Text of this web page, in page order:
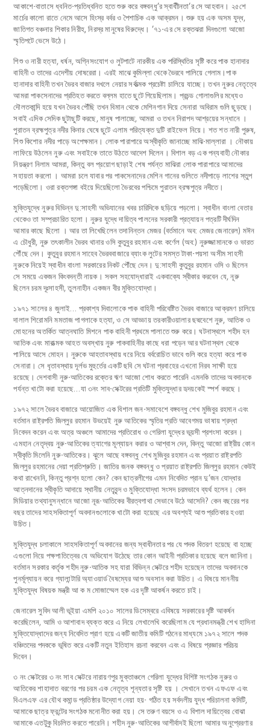
আকাশে-বাতাসে ধ্বনিত-প্রতিধ্বনিত হতে শুরু করে বঙ্গবন্ধু’র স্বাধীীনতা’র সে আহবান। ২৫শে
মার্চের কালো রাতে নেমে আসে হিংস্র বর্বর ও পৈশাচিক এক আক্রমন। শুরু হয় এক অসম যুদ্ধ,
জাতিগত বঞ্চনার শিকার নিরীহ, নিরস্র মানুষের বিরুদ্ধে। ’৭১-এর সে রক্তঝরা দিনগুলো আজো
স্মৃতিপটে ভেসে উঠে।
শিশু ও নারী হত্যা, ধর্ষন, অগ্নিসংযোগ ও লুটপাটে নারকীয় এক পরিস্থিতির সৃষ্টি করে পাক হানাদার
বাহিনী ও তাদের এদেশীয় দোষরেরা। এরই মাঝে কুমিল্লা থেকে ভৈরবে পালিয়ে গেলাম।পাক
হানাদার বাহিনী তখন ভৈরব বাজার দখলে নেয়ার সর্বাত্মক প্রচেষ্টা চালিয়ে যাচ্ছে। তখন নুরুর নেতৃত্বে
আমরা পাকসেনাদের প্রতিহত করতে বল্লম হাতে ছুটে গিয়েছিলাম। প্রচন্ড গোলাগুলির মধ্যেও
দৌলতকান্দি হয়ে যখন ভৈরব পৌঁছি তখন বিমান থেকে মেশিনগান দিয়ে সেনারা অবিরাম গুলি ছুড়ছে।
সবাই এদিক সেদিক ছুটাছুটি করছে, মানুষ পালাচ্ছে, আমরা ও তখন নিরাপদ আশ্রয়ের সন্ধানে ।
পুরাতন ব্রহ্মপুত্র নদীর কিনার ঘেষে ছুটে এলাম পরিত্যক্ত দুটি রাইফেল নিয়ে। শত শত নারী পুরুষ,
শিশু কিশোর নদীর পাড়ে অপেক্ষমান। লোক পারাপারে অস্বীকৃতি জানাচ্ছে মাঝি-মাল্লারা । নৌকায়
লাফিয়ে উঠলেন নুরু এবং সবাইকে তাতে উঠতে আদেশ দিলেন। বিশাল বড় এক পন্যবাহী নৌকার
নিয়ন্ত্রণ নিলাম আমরা, কিন্তু বল প্রয়োগ ছাড়াই শেষ পর্যন্ত মাঝিরা লোক পারাপারে আমাদের
সহায়তা করলো । আমরা চলে যাবার পর পাকসেনাদের মেশিন গানের গুলিতে নদীপাড়ে লাশের স্তুপ
পড়েছিলো। ওরা রক্তগঙ্গা বইয়ে দিয়েছিলো ভৈরবের পশ্চিমে পুরাতন ব্রহ্মপুত্র নদীতে।
মুক্তিযুদ্ধে নুরুর বিভিন্ন দু:সাহসী অভিযানের খবর চারিদিকে ছড়িয়ে পড়লো। স্বাধীন বাংলা বেতার
থেকেও তা সম্প্রচারিত হলো। নুরুর যুদ্ধে দায়িত্ব পালনের সরকারী প্রত্যায়ন পত্রটি দীর্ঘদিন
আমার কাছে ছিলো । আর তা লিখেছিলেন তদানিন্তন মেজর (বর্তমানে অব: মেজর জেনারেল) মঈন
এ চৌধুরী, নুরু তৎকালীন ভৈরব থানার ওসি কুতুবুর রহমান এবং কর্ণেল (অব:) নুরুজ্জামানকে ও ভারত
পৌঁছে দেন। কুতুবুর রহমান সাহেব ভৈরববাজারে ব্যাংক লুটের সমস্ত টাকা-পয়সা অসীম সাহসী
নুরুকে নিয়েই স্বাধীন বাংলা সরকারের নিকট পৌঁছে দেন। দু:সাহসী কুতুবুর রহমান ওসি ও ছিলেন
সে সময়ে একজন কিংবদন্তী নায়ক। সকল সহযোদ্ধারাই একবাক্যে স্বীকার করবেন যে, নূরু
ছিলেন চরম দূঃসাহসী, তুলনাহীন একজন বীর মুক্তিযোদ্ধা।
১৯৭১ সালের ৪ জুলাই… প্রকাশ্য দিবালোকে পাক বাহিনী পরিবেষ্টিত ভৈরব বাজারে আক্রমণ চালিয়ে
দালাল শিরোমনি মমতাজ পাগলাকে হত্যা, ও সে আড্ডায় তরকারীওয়ালার ছদ্মবেশে নুরু, আতিক ও
মোহনের অতর্কিত আত্নঘাতি মিশনে পাক বাহিনী প্রথমে পালাতে শুরু করে। ঘটনাস্থলে শহীদ হন
আতিক এবং মারাত্মক আহত অবস্খায় নুরু পাকবাহিনীর কাছে ধরা পড়েন আর ঘটনাস্থল থেকে
পালিয়ে আসে মোহন। নুরুকে আহতাবস্থায় ধরে নিয়ে বর্বরোচিত ভাবে গুলি করে হত্যা করে পাক
সেনারা। সে ধৃতাবস্থায় দূর্লভ মুহুর্তের একটি ছবি সে ঘটনা প্রবাহের এখনো নিরব সাক্ষী হয়ে
রয়েছে। দেশবাসী নুরু-আতিকের রক্তের ঋণ আজো শোধ করতে পারেনি এমনকি তাদের অবদানকে
পর্যন্ত খাটো করা হয়েছে…যা ৩নং সাব-সেক্টরের প্রতিটি মুক্তিযুদ্ধার হৃদয়কেই স্পর্শ করছে।
১৯৭২ সালে ভৈরব বাজারে আয়োজিত এক বিশাল জন-সমাবেশে বঙ্গবন্ধু শেখ মুজিবুর রহমান এবং
বর্তমান রাষ্ট্রপতি জিল্লুর রহমান উভয়েই নুরু আতিকের স্মৃতির প্রতি আবেগময় ভাষায় শ্রদ্ধা
নিবেদন করেন এবং অত্র অঞ্চলে আমাদের প্রতিরোধ ও গেরিলা যুদ্ধের ভূয়সী প্রশংসা করেন।
এমহান নেতৃদ্বয় নুরু-আতিকের ত্যাগের মূল্যায়ন করার ও আশ্বাস দেন, কিন্তু আজো রাষ্ট্রীয় কোন
স্বীকৃতি মিলেনি নুরু-আতিকের। ঝুলে আছে বঙ্গবন্ধু শেখ মুজিবুর রহমান এবং প্রয়াত রাষ্ট্রপতি
জিল্লুর রহমানের দেয়া প্রতিশ্রুতি। জাতির জনক বঙ্গবন্ধু ও প্রয়াত রাষ্ট্রপতি জিল্লুর রহমান কেউই
কথা রাখেননি, কিন্তু প্রশ্ন হলো কেন? কেন ছাত্রলীগের এমন নিবেদিত প্রান দু’জন যোদ্ধার
আত্নদানের স্বীকৃতি আদায়ে স্থানীয় নেতৃবৃন্দ ও মুক্তিযোদ্ধা সংসদ চরমভাবে ব্যর্থ হলেন। কেন
মিডিয়ার তথ্যানুসন্ধানে আজো নূরূ-আতিকের বীরত্বগাথা সেভাবে উঠে আসেনি? কেন বছরের পর
বছর তাদের সাহসকিতাপূর্ণ অবদানগুলোকে খাটো করা হয়েছে এর অবশ্যই আশু প্রতিকার হওয়া
উচিত।
মুক্তিযুদ্ধ চলাকালে সাহসকিতাপূর্ণ অবদানের জন্য স্বাধীনতার পর যে পদক বিতরণ হয়েছে বা হচ্ছে
এগুলো নিয়ে পক্ষপাতিত্বের যে অভিযোগ উঠেছে তার কোন আইনী প্রতিকার হয়েছে বলে জানিনা।
বর্তমান সরকার কর্তৃক শহীদ নুরু-আতিক সহ যারা বিভিন্ন সেক্টরে শহীদ হয়েছেন তাদের অবদানকে
পুনর্মূল্যায়ন করে গ্যালান্টারি অ্যাওয়ার্ড বৈষম্যের আশু অবসান করা উচিত। এ বিষয়ে মাননীয়
মুক্তিযুদ্ধ বিষয়ক মন্ত্রী আ ক ম মোজাম্মেল হক এর দৃষ্টি আকর্ষন করতে চাই।
জেনারেল সুবিদ আলী ভূইয়া এমপি ২০১০ সালের ডিসেম্বরে এবিষয়ে সরকারের দৃষ্টি আকর্ষন
করেছিলেন, আমি ও আশাবাদ ব্যক্ত করে এ নিয়ে লেখালেখি করেছিলাম যে প্রধানমন্ত্রী শেখ হাসিনা
মুক্তিযোদ্ধাদের জন্য নিবেদিত প্রাণ হয়ে একটি জাতীয় কমিটি গঠনের মাধ্যমে ১৯৭২ সালে পদক
বঞ্চিতদের পদককে ভূষিত করে একটি নতুন ইতিহাস রচনা করবেন এবং এ বিষয়ে প্রজ্ঞার পরিচয়
দিবেন।
৩ নং সেক্টরের ৩ নং সাব সেক্টরে নারায়ণপুর মুক্তাঞ্চলে গেরিলা যুদ্ধের বিশিষ্ট সংগঠক নুরুর ও
আতিকের শাহাদাত বরণের পর চরম এক নেতৃত্ব শূন্যতার সৃষ্টি হয় । সেখানে তখন এফএফ এবং
বিএলএফ এর যৌথ কমান্ড প্রতিষ্ঠার উদ্যোগ নেয়া হয়- গঠিত হয় সর্বদলীয় যুদ্ধ পরিচালনা কমিটি,
আমাকে ছাত্র ফ্রন্টের সংগঠক মনোনীত করা হয়। সে তরুণ বয়সে ও এ বিশাল দায়িত্বের বোঝা
আমাকে এতটুকু বিচলিত করতে পারেনি। শহীদ নুরু-আতিকের আশীর্বাদই ছিলো আমার অনুপ্রেরণার